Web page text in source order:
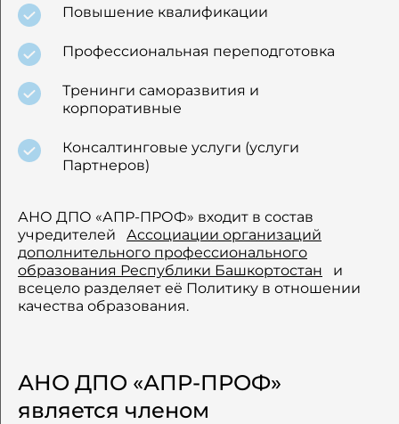
Повышение квалификации
Профессиональная переподготовка
Тренинги саморазвития и
корпоративные
Консалтинговые услуги (услуги
Партнеров)
АНО ДПО «АПР-ПРОФ» входит в состав
учредителей
Ассоциации организаций
дополнительного профессионального
образования Республики Башкортостан
и
всецело разделяет её Политику в отношении
качества образования.
АНО ДПО «АПР-ПРОФ»
является членом